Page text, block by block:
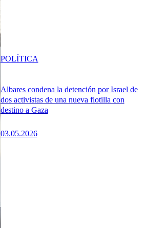
Albares condena la detención por Israel de
dos activistas de una nueva flotilla con
destino a Gaza
03.05.2026
POLÍTICA